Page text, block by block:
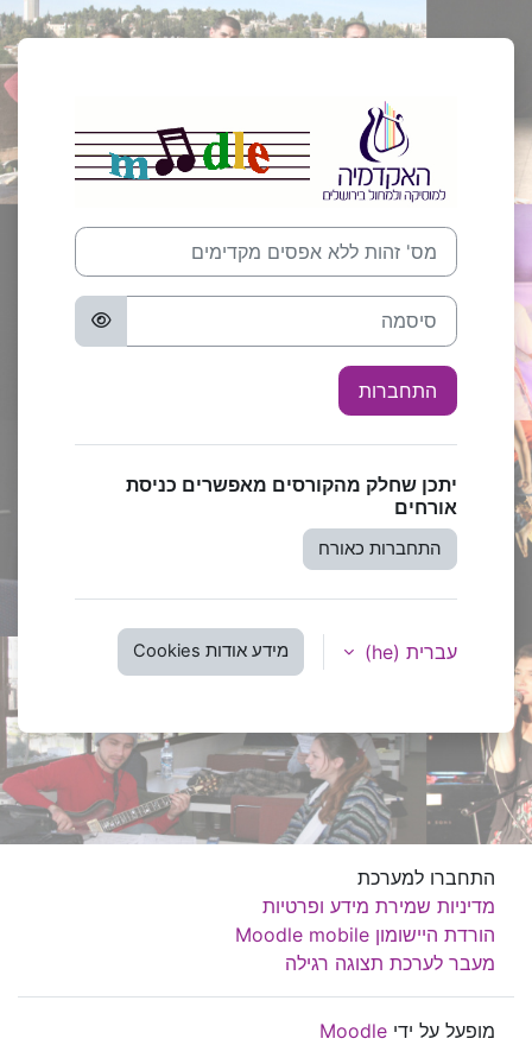
התחברות
מס' זהות ללא אפסים מקדימים
סיסמה
התחברות
יתכן שחלק מהקורסים מאפשרים כניסת
אורחים
התחברות כאורח
עברית ‎(he)‎ מידע אודות Cookies
התחברו למערכת
מדיניות שמירת מידע ופרטיות
הורדת היישומון Moodle mobile
מעבר לערכת תצוגה רגילה
מופעל על ידי Moodle